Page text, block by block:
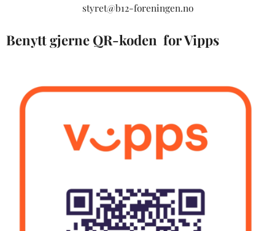
styret@b12-foreningen.no
Benytt gjerne QR-koden for Vipps